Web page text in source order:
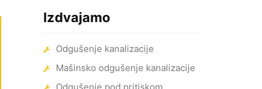
Izdvajamo
Odgušenje kanalizacije
Mašinsko odgušenje kanalizacije